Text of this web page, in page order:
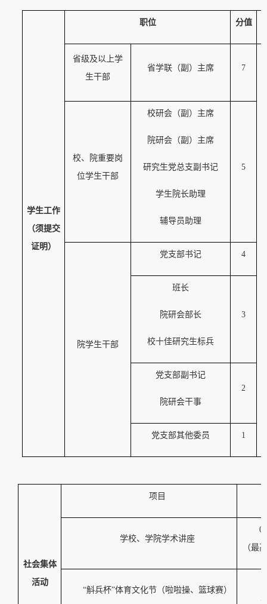
学生工作
（须提交
证明）
职位 分值
省级及以上学
生干部
省学联（副）主席 7
校、院重要岗
位学生干部
校研会（副）主席
院研会（副）主席
研究生党总支副书记
学生院长助理
辅导员助理
5
院学生干部
党支部书记 4
班长
院研会部长
校十佳研究生标兵
3
党支部副书记
院研会干事
2
党支部其他委员 1
社会集体
活动
项目
学校、学院学术讲座
（最高
“斛兵杯”体育文化节（啦啦操、篮球赛）